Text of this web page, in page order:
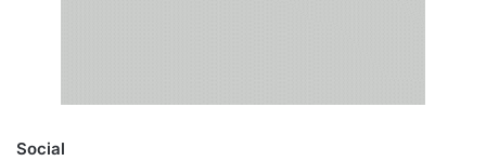
Social